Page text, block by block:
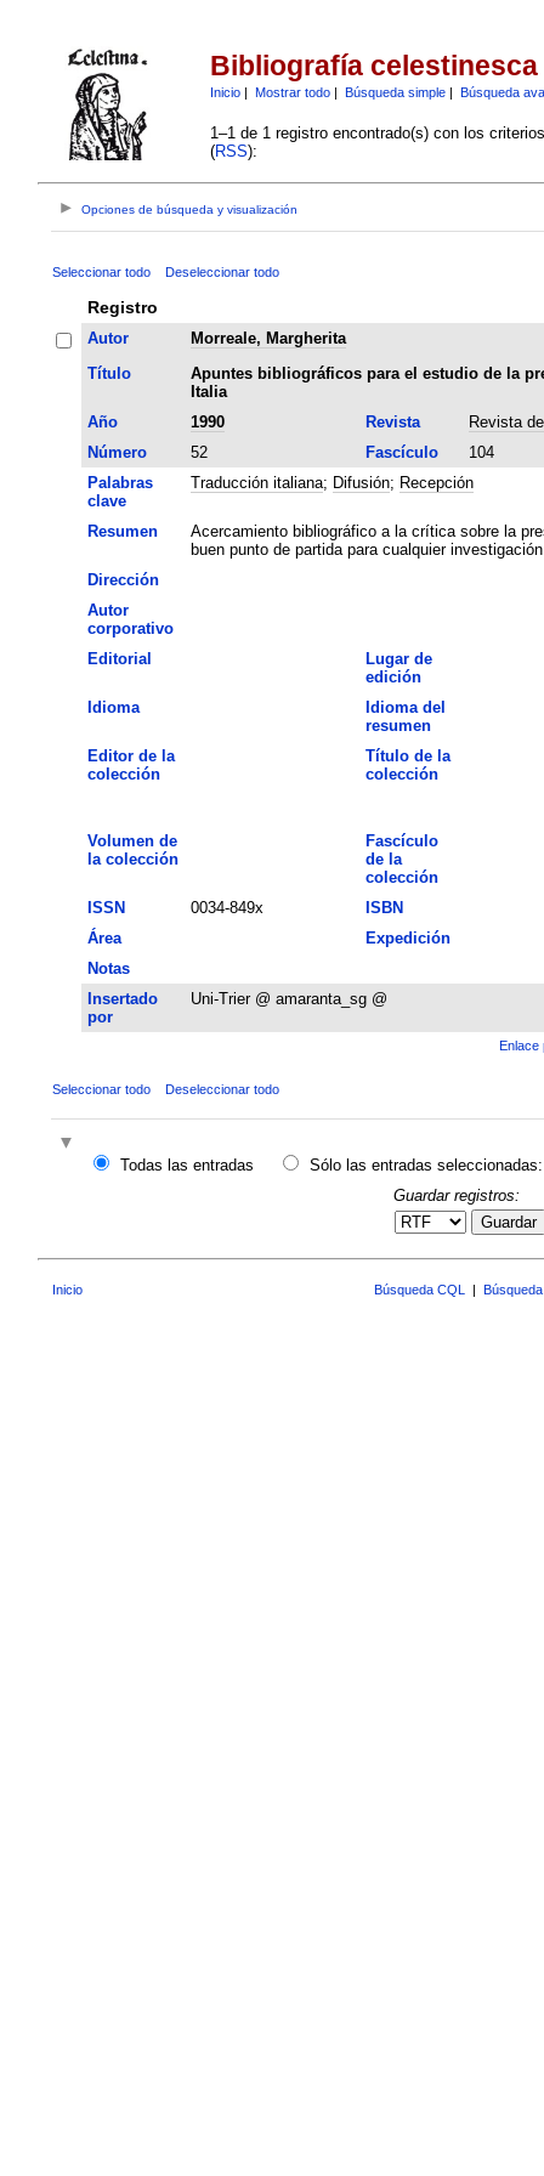
Bibliografía celestinesca
Inicio| Mostrar todo| Búsqueda simple| Búsqueda
1–1 de 1 registro encontrado(s) con los
(RSS):
Opciones de búsqueda y visualización
Seleccionar todo Deseleccionar todo
Registro
Autor
Morreale, Margherita
Título
Apuntes bibliográficos para el estudio de la
Italia
Año
1990 Revista
Revista
Número
52 Fascículo
104
Palabras
clave
Traducción italiana; Difusión; Recepción
Resumen
Acercamiento bibliográfico a la crítica sobre la
buen punto de partida para cualquier
Dirección
Autor
corporativo
Editorial
Lugar de
edición
Idioma
Idioma del
resumen
Editor de la
colección
Título de la
colección
Volumen de
la colección
Fascículo
de la
colección
ISSN
0034-849x
ISBN
Área
Expedición
Notas
Insertado
por
Uni-Trier @ amaranta_sg @
Enlace
Seleccionar todo Deseleccionar todo
Todas las entradas
Sólo las entradas seleccionadas:
Guardar registros:
Guardar
Inicio Búsqueda CQL